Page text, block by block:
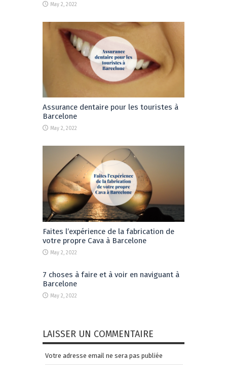
May 2, 2022
Assurance dentaire pour les touristes à
Barcelone
May 2, 2022
Faites l’expérience de la fabrication de
votre propre Cava à Barcelone
May 2, 2022
7 choses à faire et à voir en naviguant à
Barcelone
May 2, 2022
LAISSER UN COMMENTAIRE
Votre adresse email ne sera pas publiée